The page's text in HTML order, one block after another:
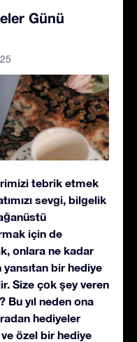
Günü
tebrik etmek
sevgi, bilgelik
için de
onlara ne kadar
bir hediye
Size çok şey veren
Bu yıl neden ona
hediyeler
özel bir hediye